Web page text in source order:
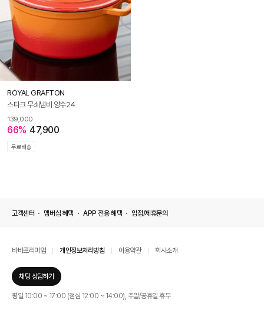
ROYAL GRAFTON
스타크 무쇠냄비 양수24
139,000
66% 47,900
무료배송
고객센터 멤버십 혜택 APP 전용 혜택 입점/제휴문의
바바프리미엄 개인정보처리방침 이용약관 회사소개
채팅 상담하기
평일 10:00 ~ 17:00 (점심 12:00 ~ 14:00), 주말/공휴일 휴무